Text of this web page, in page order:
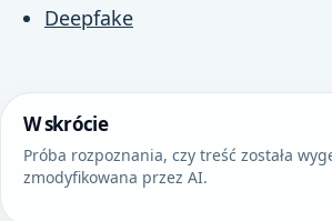
Deepfake
W skrócie
Próba rozpoznania, czy treść została
zmodyfikowana przez AI.